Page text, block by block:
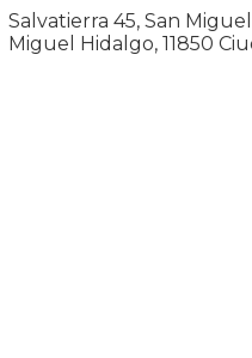
Salvatierra 45, San
Miguel Hidalgo, 11850